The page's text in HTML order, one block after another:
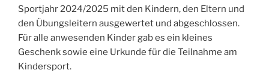
Sportjahr 2024/2025 mit den Kindern, den Eltern und
den Übungsleitern ausgewertet und abgeschlossen.
Für alle anwesenden Kinder gab es ein kleines
Geschenk sowie eine Urkunde für die Teilnahme am
Kindersport.